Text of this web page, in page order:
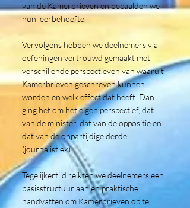
van de Kamerbrieven en bepaalden we
hun leerbehoefte.
Vervolgens hebben we deelnemers via
oefeningen vertrouwd gemaakt met
verschillende perspectieven van waaruit
Kamerbrieven geschreven kunnen
worden en welk effect dat heeft. Dan
ging het om het eigen perspectief, dat
van de minister, dat van de oppositie en
dat van de onpartijdige derde
(journalistiek).
Tegelijkertijd reikten we deelnemers een
basisstructuur aan en praktische
handvatten om Kamerbrieven op te